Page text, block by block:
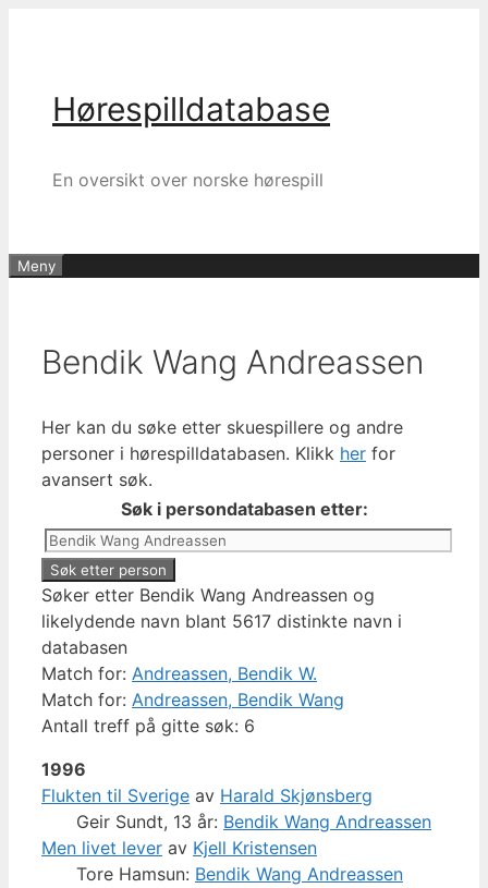
Hørespilldatabase
En oversikt over norske hørespill
Meny
Bendik Wang Andreassen
Her kan du søke etter skuespillere og andre
personer i hørespilldatabasen. Klikk her for
avansert søk.
Søk i persondatabasen etter:
Søker etter Bendik Wang Andreassen og
likelydende navn blant 5617 distinkte navn i
databasen
Match for: Andreassen, Bendik W.
Match for: Andreassen, Bendik Wang
Antall treff på gitte søk: 6
1996
Flukten til Sverige av Harald Skjønsberg
Geir Sundt, 13 år: Bendik Wang Andreassen
Men livet lever av Kjell Kristensen
Tore Hamsun: Bendik Wang Andreassen